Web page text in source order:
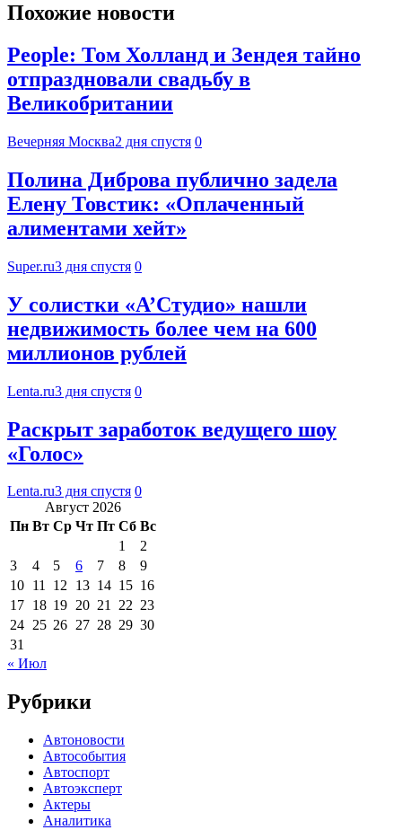
Похожие новости
People: Том Холланд и Зендея тайно
отпраздновали свадьбу в
Великобритании
Вечерняя Москва2 дня спустя 0
Полина Диброва публично задела
Елену Товстик: «Оплаченный
алиментами хейт»
Super.ru3 дня спустя 0
У солистки «А’Студио» нашли
недвижимость более чем на 600
миллионов рублей
Lenta.ru3 дня спустя 0
Раскрыт заработок ведущего шоу
«Голос»
Lenta.ru3 дня спустя 0
Август 2026
Пн Вт Ср Чт Пт Сб Вс
1
2
3
4 5 6 7 8
9
10 11 12 13 14 15 16
17 18 19 20 21 22 23
24 25 26 27 28 29 30
31
« Июл
Рубрики
Автоновости
Автособытия
Автоспорт
Автоэксперт
Актеры
Аналитика